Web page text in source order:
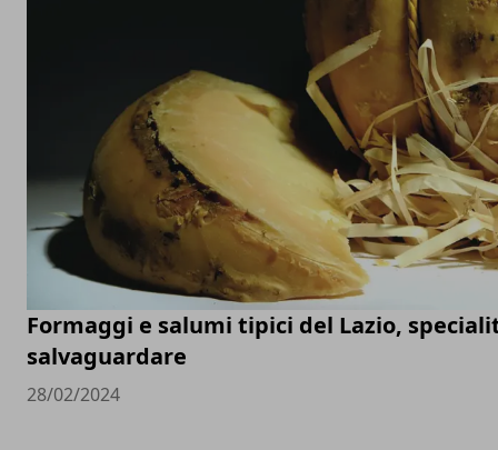
Formaggi e salumi tipici del Lazio,
salvaguardare
28/02/2024